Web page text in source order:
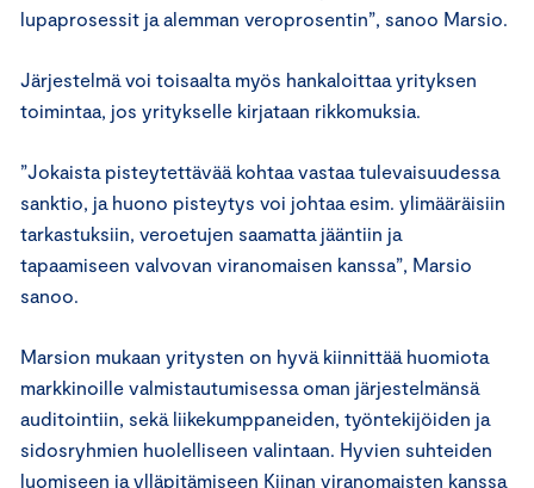
lupaprosessit ja alemman veroprosentin”, sanoo Marsio.
Järjestelmä voi toisaalta myös hankaloittaa yrityksen
toimintaa, jos yritykselle kirjataan rikkomuksia.
”Jokaista pisteytettävää kohtaa vastaa tulevaisuudessa
sanktio, ja huono pisteytys voi johtaa esim. ylimääräisiin
tarkastuksiin, veroetujen saamatta jääntiin ja
tapaamiseen valvovan viranomaisen kanssa”, Marsio
sanoo.
Marsion mukaan yritysten on hyvä kiinnittää huomiota
markkinoille valmistautumisessa oman järjestelmänsä
auditointiin, sekä liikekumppaneiden, työntekijöiden ja
sidosryhmien huolelliseen valintaan. Hyvien suhteiden
luomiseen ja ylläpitämiseen Kiinan viranomaisten kanssa